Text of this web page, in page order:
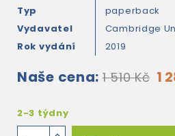
Typ
paperback
Vydavatel
Cambridge
Rok vydání
2019
Naše cena: 1 510 Kč 1
2-3 týdny